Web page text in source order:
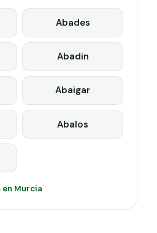
Abades
Abadin
Abaigar
Abalos
en Murcia